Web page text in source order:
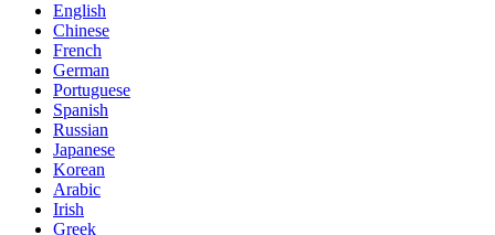
English
Chinese
French
German
Portuguese
Spanish
Russian
Japanese
Korean
Arabic
Irish
Greek